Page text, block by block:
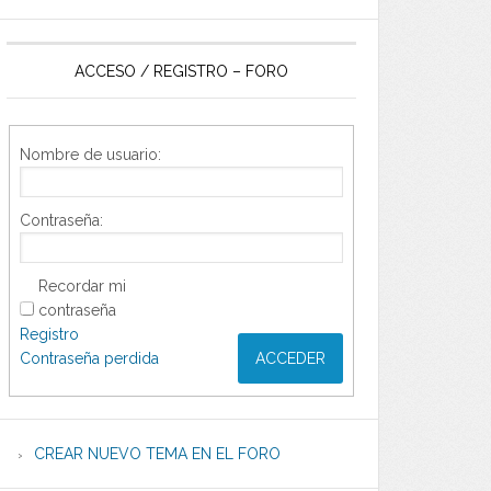
ACCESO / REGISTRO – FORO
Nombre de usuario:
Contraseña:
Recordar mi
contraseña
ACCEDER
Registro
Contraseña perdida
CREAR NUEVO TEMA EN EL FORO